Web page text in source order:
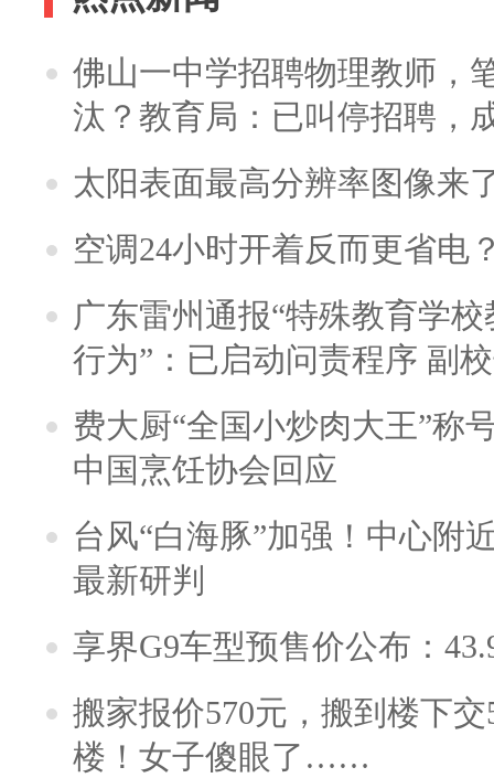
佛山一中学招聘物理教师，
汰？教育局：已叫停招聘，
太阳表面最高分辨率图像来
空调24小时开着反而更省电
广东雷州通报“特殊教育学
行为”：已启动问责程序 副
费大厨“全国小炒肉大王”称
中国烹饪协会回应
台风“白海豚”加强！中心附
最新研判
享界G9车型预售价公布：
搬家报价570元，搬到楼下
楼！女子傻眼了……